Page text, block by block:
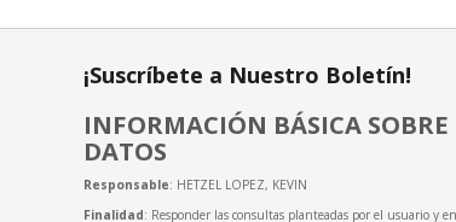
¡Suscríbete a Nuestro Boletín!
INFORMACIÓN BÁSICA
DATOS
Responsable: HETZEL LOPEZ, KEVIN
Finalidad: Responder las consultas planteadas por el usuario y